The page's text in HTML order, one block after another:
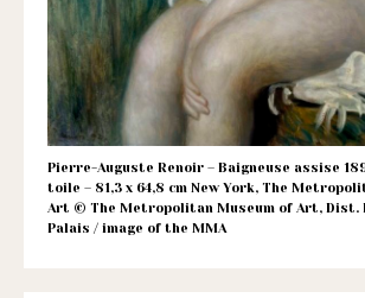
1901
ayant
une
vocation
culturelle.
Pierre-Auguste Renoir – Baigneuse assise
toile – 81,3 x 64,8 cm New York, The
Art © The Metropolitan Museum of Art, Dist.
Palais / image of the MMA